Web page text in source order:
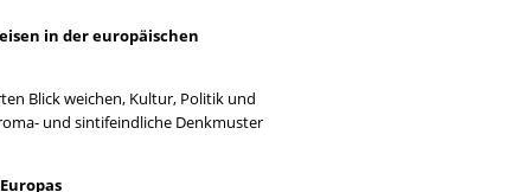
in der europäischen
Blick weichen, Kultur, Politik und
und sintifeindliche Denkmuster